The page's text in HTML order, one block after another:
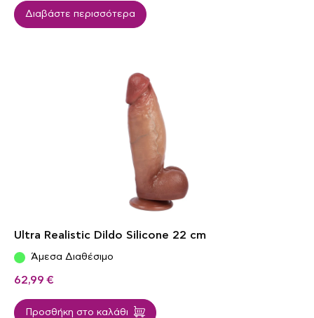
Διαβάστε περισσότερα
Ultra Realistic Dildo Silicone 22 cm
Άμεσα Διαθέσιμο
62,99 €
Προσθήκη στο καλάθι